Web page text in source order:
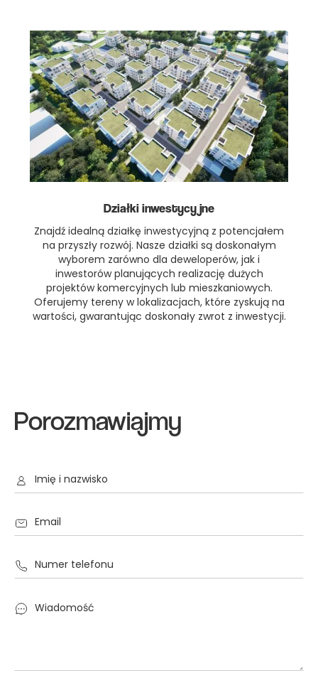
Działki inwestycyjne
Znajdź idealną działkę inwestycyjną z potencjałem
na przyszły rozwój. Nasze działki są doskonałym
wyborem zarówno dla deweloperów, jak i
inwestorów planujących realizację dużych
projektów komercyjnych lub mieszkaniowych.
Oferujemy tereny w lokalizacjach, które zyskują na
wartości, gwarantując doskonały zwrot z inwestycji.
Porozmawiajmy